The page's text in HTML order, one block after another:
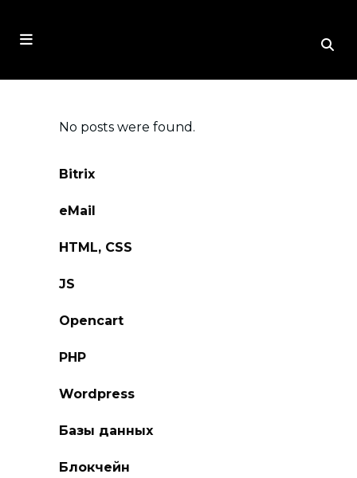
No posts were found.
Bitrix
eMail
HTML, CSS
JS
Opencart
PHP
Wordpress
Базы данных
Блокчейн